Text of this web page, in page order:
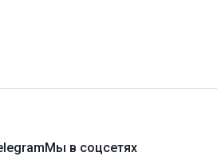
Мы в соцсетях